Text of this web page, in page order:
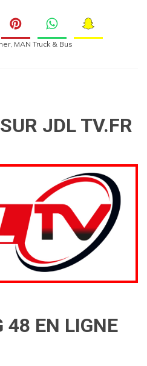
, MAN Truck & Bus
JDL TV.FR
48 EN LIGNE